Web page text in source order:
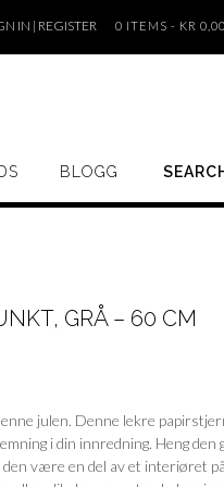
IN | REGISTER 0 ITEMS - KR 0,00
BLOGG
GRÅ – 60 CM
julen. Denne lekre
i din innredning. Heng den
være en del av et interiøret